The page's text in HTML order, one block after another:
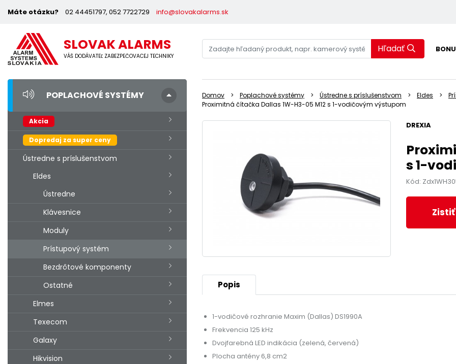
Máte otázku? 02 44451797, 052 7722729 info@slovakalarms.sk
SLOVAK ALARMS
VÁŠ DODÁVATEĽ ZABEZPEČOVACEJ TECHNIKY
Hľadať
POPLACHOVÉ SYSTÉMY
Akcia
Dopredaj za super ceny
Ústredne s príslušenstvom
Eldes
Ústredne
Klávesnice
Moduly
Prístupový systém
Bezdrôtové komponenty
Ostatné
Elmes
Texecom
Galaxy
Hikvision
Domov Poplachové systémy Ústredne s príslušenstvom Eldes
Proximitná čítačka Dallas 1W-H3-05 M12 s 1-vodičovým výstupom
DREXIA
s 1-
Kód:
Popis
1-vodičové rozhranie Maxim (Dallas) DS1990A
Frekvencia 125 kHz
Dvojfarebná LED indikácia (zelená, červená)
Plocha antény 6,8 cm2